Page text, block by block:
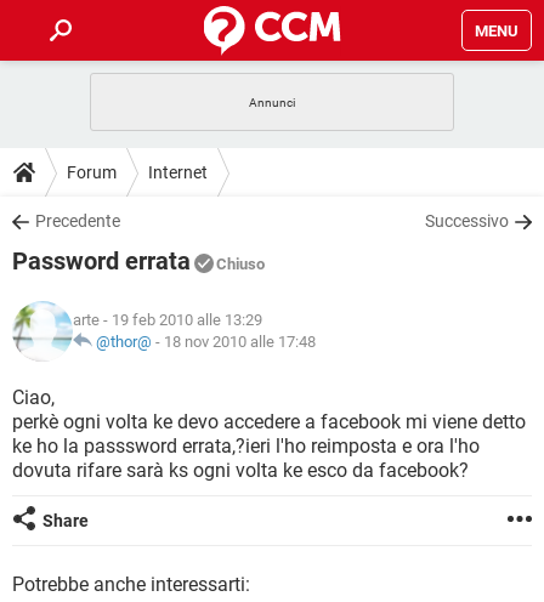
MENU
INTRATTENIMENTO
iOS
INSTAGRAM
TIKTOK
HARDWARE
GUIDE
COVID-19
INSTAGRAM
TIKTOK
HARDWARE
DOWNLOAD
COVID-19
INTRATTENIMENTO
iOS WINDOWS 10
INSTAGRAM
TIKTOK FACEBOOK
HARDWARE
COVID-19
INTRATTENIMENTO
iOS
INSTAGRAM WHATSAPP
HARDWARE
GLOSSARIO
COVID-19
INTRATTENIMENTO ANDROID
iOS WINDOWS 10
INSTAGRAM
HARDWARE
Forum Internet
Precedente Successivo
Password errata Chiuso
arte - 19 feb 2010 alle 13:29
@thor@ - 18 nov 2010 alle 17:48
Ciao,
perkè ogni volta ke devo accedere a facebook mi viene detto
ke ho la passsword errata,?ieri l'ho reimposta e ora l'ho
dovuta rifare sarà ks ogni volta ke esco da facebook?
Share
Potrebbe anche interessarti: